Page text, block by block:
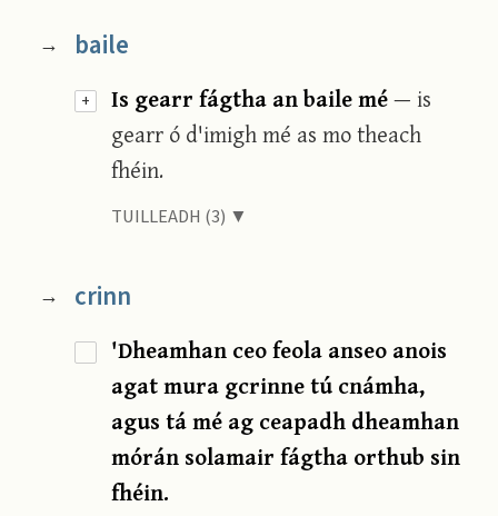
+
→ baile
Is gearr fágtha an baile mé— is
gearr ó d'imigh mé as mo theach
fhéin.
TUILLEADH (3) ▼
→ crinn
'Dheamhan ceo feola anseo anois
agat mura gcrinne tú cnámha,
agus tá mé ag ceapadh dheamhan
mórán solamair fágtha orthub sin
fhéin.